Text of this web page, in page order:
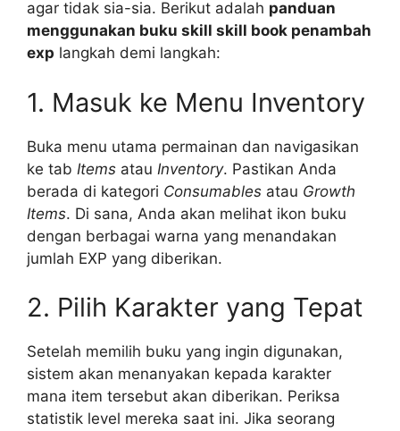
agar tidak sia-sia. Berikut adalah panduan
menggunakan buku skill skill book penambah
exp langkah demi langkah:
1. Masuk ke Menu Inventory
Buka menu utama permainan dan navigasikan
ke tab Items atau Inventory. Pastikan Anda
berada di kategori Consumables atau Growth
Items. Di sana, Anda akan melihat ikon buku
dengan berbagai warna yang menandakan
jumlah EXP yang diberikan.
2. Pilih Karakter yang Tepat
Setelah memilih buku yang ingin digunakan,
sistem akan menanyakan kepada karakter
mana item tersebut akan diberikan. Periksa
statistik level mereka saat ini. Jika seorang